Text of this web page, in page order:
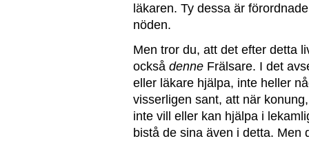
läkaren. Ty dessa är
nöden.
Men tror du, att det efter detta
också denne Frälsare. I det
eller läkare hjälpa, inte heller
visserligen sant, att när
inte vill eller kan hjälpa i
bistå de sina även i detta. Men